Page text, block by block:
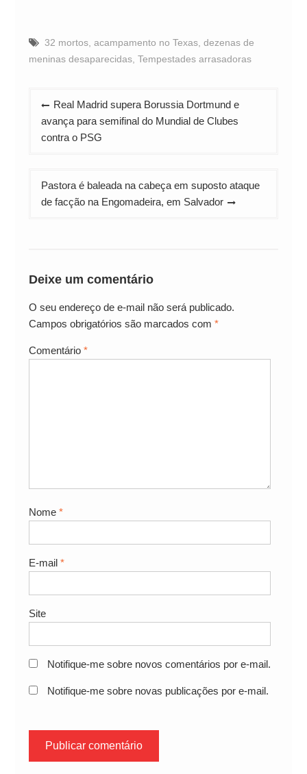
32 mortos, acampamento no Texas, dezenas de
meninas desaparecidas, Tempestades arrasadoras
Navegação
de
Post
Real Madrid supera Borussia Dortmund e
avança para semifinal do Mundial de Clubes
contra o PSG
Pastora é baleada na cabeça em suposto ataque
de facção na Engomadeira, em Salvador
Deixe um comentário
O seu endereço de e-mail não será publicado.
Campos obrigatórios são marcados com *
Comentário *
Nome *
E-mail *
Site
Notifique-me sobre novos comentários por e-mail.
Notifique-me sobre novas publicações por e-mail.